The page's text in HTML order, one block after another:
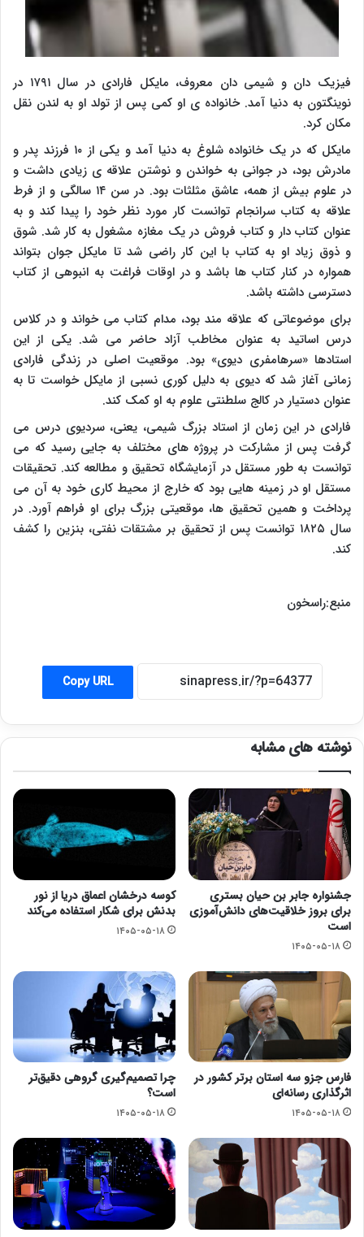
فیزیک دان و شیمی دان معروف، مایکل فارادی در سال ۱۷۹۱ در
نوینگتون به دنیا آمد. خانواده ی او کمی پس از تولد او به لندن نقل
مکان کرد.
مایکل که در یک خانواده شلوغ به دنیا آمد و یکی از ۱۰ فرزند پدر و
مادرش بود، در جوانی به خواندن و نوشتن علاقه ی زیادی داشت و
در علوم بیش از همه، عاشق مثلثات بود. در سن ۱۴ سالگی و از فرط
علاقه به کتاب سرانجام توانست کار مورد نظر خود را پیدا کند و به
عنوان کتاب دار و کتاب فروش در یک مغازه مشغول به کار شد. شوق
و ذوق زیاد او به کتاب با این کار راضی شد تا مایکل جوان بتواند
همواره در کنار کتاب ها باشد و در اوقات فراغت به انبوهی از کتاب
دسترسی داشته باشد.
برای موضوعاتی که علاقه مند بود، مدام کتاب می خواند و در کلاس
درس اساتید به عنوان مخاطب آزاد حاضر می شد. یکی از این
استادها «سرهامفری دیوی» بود. موقعیت اصلی در زندگی فارادی
زمانی آغاز شد که دیوی به دلیل کوری نسبی از مایکل خواست تا به
عنوان دستیار در کالج سلطنتی علوم به او کمک کند.
فارادی در این زمان از استاد بزرگ شیمی، یعنی، سردیوی درس می
گرفت پس از مشارکت در پروژه های مختلف به جایی رسید که می
توانست به طور مستقل در آزمایشگاه تحقیق و مطالعه کند. تحقیقات
مستقل او در زمینه هایی بود که خارج از محیط کاری خود به آن می
پرداخت و همین تحقیق ها، موقعیتی بزرگ برای او فراهم آورد. در
سال ۱۸۲۵ توانست پس از تحقیق بر مشتقات نفتی، بنزین را کشف
کند.
منبع:راسخون
Copy URL
نوشته های مشابه
جشنواره جابر بن حیان بستری
برای بروز خلاقیت‌های دانش‌آموزی
است
۱۴۰۵-۰۵-۱۸
کوسه درخشان اعماق دریا از نور
بدنش برای شکار استفاده می‌کند
۱۴۰۵-۰۵-۱۸
فارس جزو سه استان برتر کشور در
اثرگذاری رسانه‌ای
۱۴۰۵-۰۵-۱۸
چرا تصمیم‌گیری گروهی دقیق‌تر
است؟
۱۴۰۵-۰۵-۱۸